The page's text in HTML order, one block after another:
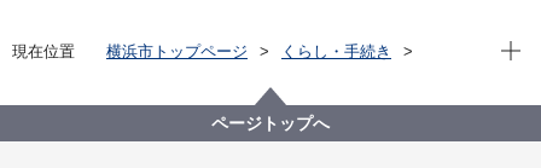
現在位置 横浜市トップページ
くらし・手続き
地産地消の取組「買う・味わう」
よこはまの農畜産物を味わう(よこはま地産地消サポー
ト店等)
現在
ページトップへ